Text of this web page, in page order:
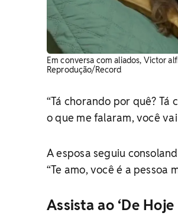
Em conversa com aliados, Victor
Reprodução/Record
“Tá chorando por quê? Tá
o que me falaram, você
A esposa seguiu
“Te amo, você é a pessoa
Assista ao ‘De